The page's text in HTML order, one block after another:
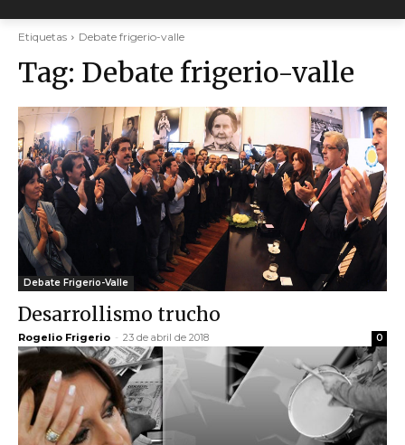
Etiquetas Debate frigerio-valle
Tag: Debate frigerio-valle
Debate Frigerio-Valle
Desarrollismo trucho
Rogelio Frigerio - 23 de abril de 2018 0